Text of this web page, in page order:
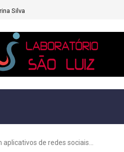
Silva
de redes sociais...